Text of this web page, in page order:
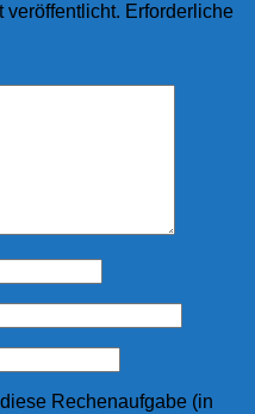
veröffentlicht. Erforderliche
Rechenaufgabe (in